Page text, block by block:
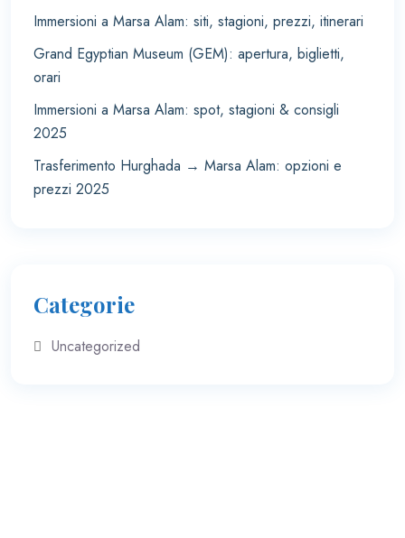
Immersioni a Marsa Alam: siti, stagioni, prezzi, itinerari
Grand Egyptian Museum (GEM): apertura, biglietti,
orari
Immersioni a Marsa Alam: spot, stagioni & consigli
2025
Trasferimento Hurghada → Marsa Alam: opzioni e
prezzi 2025
Categorie
Uncategorized